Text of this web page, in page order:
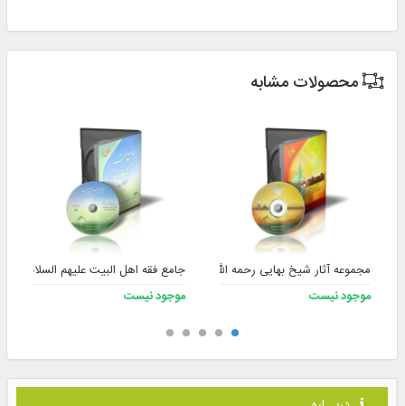
محصولات مشابه
مجموعه آثار شیخ بهایی رحمه الله
موجود نیست
جامع فقه اهل البیت علیهم السلام ۲
موجود نیست